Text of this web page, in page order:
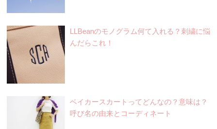
LLBeanのモノグラム何て入れる？刺繍に悩
んだらこれ！
ベイカースカートってどんなの？意味は？
呼び名の由来とコーディネート